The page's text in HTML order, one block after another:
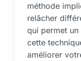
méthode
relâcher
qui permet
cette
améliorer